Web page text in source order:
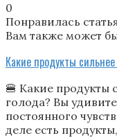
0
Понравилась
Вам также может
Какие продукты
🍔 Какие продукты
голода? Вы
постоянного
деле есть